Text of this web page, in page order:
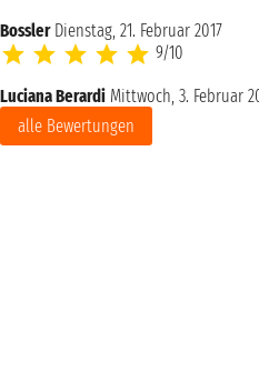
Bossler Dienstag, 21. Februar 2017
9/10
Luciana Berardi Mittwoch, 3. Februar
alle Bewertungen